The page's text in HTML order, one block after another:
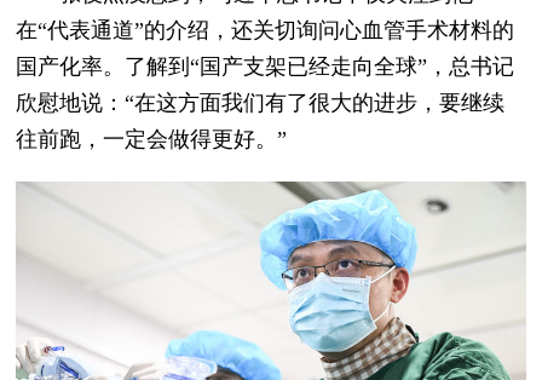
在“代表通道”的介绍，还关切询问心血管手术材料的
国产化率。了解到“国产支架已经走向全球”，总书记
欣慰地说：“在这方面我们有了很大的进步，要继续
往前跑，一定会做得更好。”